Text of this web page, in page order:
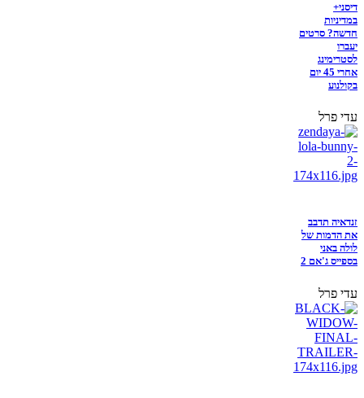
דיסני+
במדיניות
חדשה? סרטים
יעברו
לסטרימינג
אחרי 45 יום
בקולנוע
עדי פרל
זנדאיה תדבב
את הדמות של
לולה באני
בספייס ג'אם 2
עדי פרל